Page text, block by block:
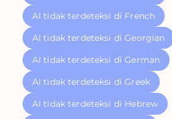
AI tidak terdeteksi di French
AI tidak terdeteksi di Georgian
AI tidak terdeteksi di German
AI tidak terdeteksi di Greek
AI tidak terdeteksi di Hebrew